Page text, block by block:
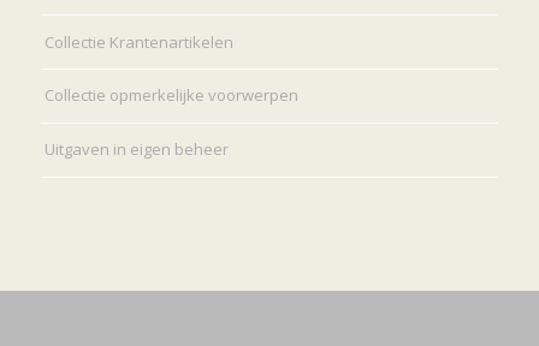
Collectie Krantenartikelen
Collectie opmerkelijke voorwerpen
Uitgaven in eigen beheer